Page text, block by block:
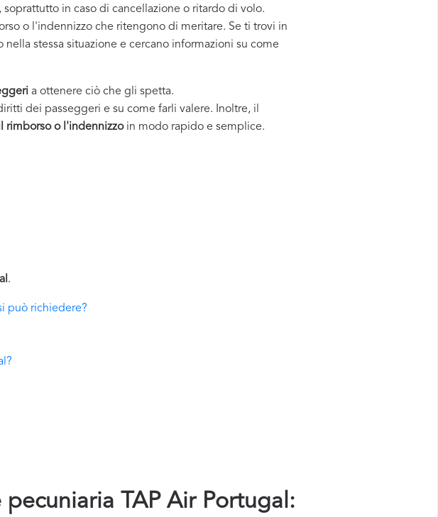
, soprattutto in caso di cancellazione o ritardo di volo.
o l'indennizzo che ritengono di meritare. Se ti trovi in
stessa situazione e cercano informazioni su come
a ottenere ciò che gli spetta.
dei passeggeri e su come farli valere. Inoltre, il
rimborso o l'indennizzoin modo rapido e semplice.
.
può richiedere?
TAP Air Portugal: